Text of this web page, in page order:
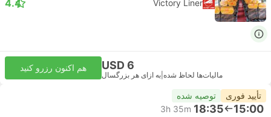
Victory Liner
4.4
USD 6
مالیات‌ها لحاظ شده به ازای هر بزرگسال
هم اکنون رزرو کنید
تأیید فوری توصیه شده
15:00
18:35
3h 35m